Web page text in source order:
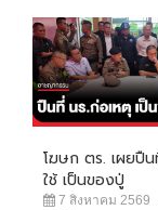
โฆษก ตร. เผยปืน
ใช้ เป็นของปู่
7 สิงหาคม 2569